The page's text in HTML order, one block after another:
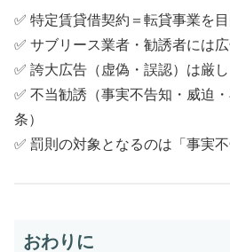
✅ 特定賃貸借契約＝転貸事業を
✅ サブリース業者・勧誘者には
✅ 誇大広告（虚偽・誤認）は厳し
✅ 不当勧誘（事実不告知・威迫
条）
✅ 罰則の対象となるのは「事実不
おわりに